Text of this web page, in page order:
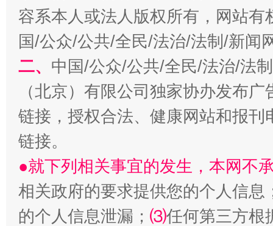
习近平的博鳌关键词
“刷贴”乱象丛生
生
容系本人或法人版权所有，网站
国/公众/公共/全民/法治/法制/新闻
二、 中国/公众/公共/全民/法治/法
（北京）有限公司独家协办发布
链接，授权合法、健康网站和报
链接。
●就下列相关事宜的发生，本网不
相关政府的要求提供您的个人信息
的个人信息泄漏； ⑶任何第三方根